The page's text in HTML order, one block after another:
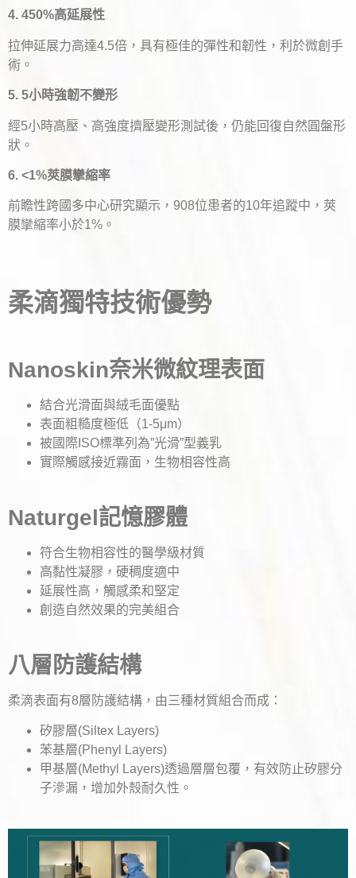
4. 450%高延展性
拉伸延展力高達4.5倍，具有極佳的彈性和韌性，利於微創手
術。
5. 5小時強韌不變形
經5小時高壓、高強度擠壓變形測試後，仍能回復自然圓盤形
狀。
6. <1%莢膜攣縮率
前瞻性跨國多中心研究顯示，908位患者的10年追蹤中，莢
膜攣縮率小於1%。
柔滴獨特技術優勢
Nanoskin奈米微紋理表面
結合光滑面與絨毛面優點
表面粗糙度極低（1-5μm）
被國際ISO標準列為”光滑”型義乳
實際觸感接近霧面，生物相容性高
Naturgel記憶膠體
符合生物相容性的醫學級材質
高黏性凝膠，硬稠度適中
延展性高，觸感柔和堅定
創造自然效果的完美組合
八層防護結構
柔滴表面有8層防護結構，由三種材質組合而成：
矽膠層(Siltex Layers)
苯基層(Phenyl Layers)
甲基層(Methyl Layers)透過層層包覆，有效防止矽膠分
子滲漏，增加外殼耐久性。